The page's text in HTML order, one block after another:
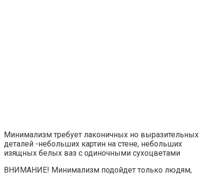
практически в любом дизайне ванной. Так почему бы
его не декорировать? Вот лишь несколько идей, как
можно украсить зеркало в ванной комнате своими
руками: